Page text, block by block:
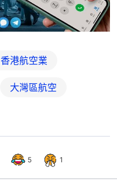
香港航空業
大灣區航空
5 1